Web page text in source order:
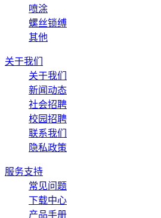
喷涂
螺丝锁缚
其他
关于我们
关于我们
新闻动态
社会招聘
校园招聘
联系我们
隐私政策
服务支持
常见问题
下载中心
产品手册